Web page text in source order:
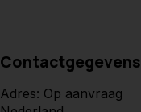
Contactgegevens
Adres: Op aanvraag